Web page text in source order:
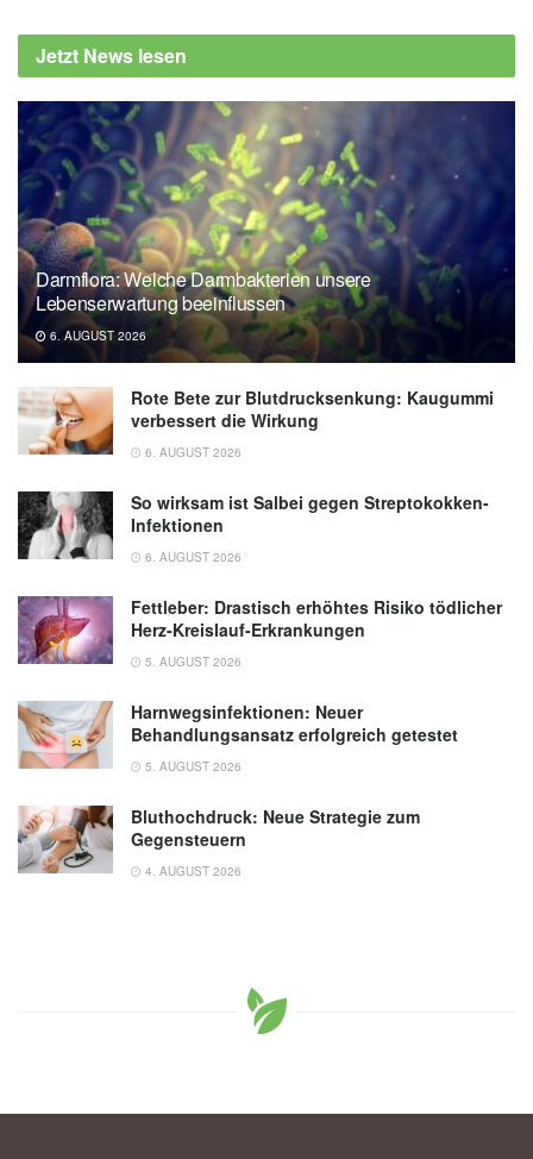
Jetzt News lesen
Darmflora: Welche Darmbakterien unsere
Lebenserwartung beeinflussen
6. AUGUST 2026
Rote Bete zur Blutdrucksenkung: Kaugummi
verbessert die Wirkung
6. AUGUST 2026
So wirksam ist Salbei gegen Streptokokken-
Infektionen
6. AUGUST 2026
Fettleber: Drastisch erhöhtes Risiko tödlicher
Herz-Kreislauf-Erkrankungen
5. AUGUST 2026
Harnwegsinfektionen: Neuer
Behandlungsansatz erfolgreich getestet
5. AUGUST 2026
Bluthochdruck: Neue Strategie zum
Gegensteuern
4. AUGUST 2026